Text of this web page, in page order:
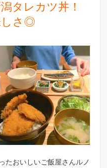
タレカツ丼！
しさ◎
たおいしいご飯屋さんルノ